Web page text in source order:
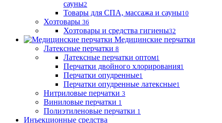
сауны2
Товары для СПА, массажа и сауны10
Хозтовары 36
Хозтовары и средства гигиены32
Медицинские перчатки
Латексные перчатки 8
Латексные перчатки оптом1
Перчатки двойного хлорирования1
Перчатки опудренные1
Перчатки опудренные латексные1
Нитриловые перчатки 3
Виниловые перчатки 1
Полиэтиленовые перчатки 1
Инъекционные средства